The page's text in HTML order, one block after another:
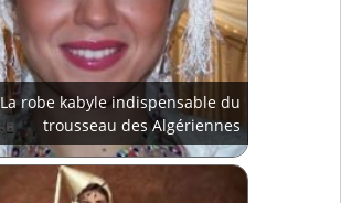
La robe kabyle indispensable du
trousseau des Algériennes